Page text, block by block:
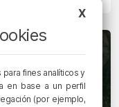
X
fines analíticos y
en base a un perfil
(por ejemplo,